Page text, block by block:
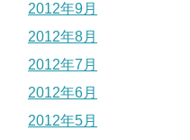
2012年9月
2012年8月
2012年7月
2012年6月
2012年5月